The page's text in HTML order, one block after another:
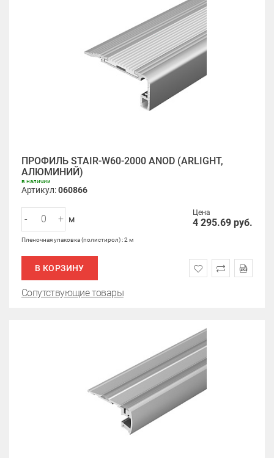
ПРОФИЛЬ STAIR-W60-2000 ANOD (ARLIGHT,
АЛЮМИНИЙ)
в наличии
Артикул:060866
Цена
4 295.69 руб.
- + м
Пленочная упаковка (полистирол) : 2 м
В КОРЗИНУ
Сопутствующие товары